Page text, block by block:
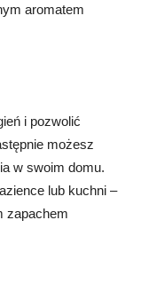
aromatem
i pozwolić
możesz
w swoim domu.
lub kuchni –
zapachem